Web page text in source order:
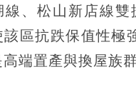
線、松山新店線
區抗跌保值性極
端置產與換屋族